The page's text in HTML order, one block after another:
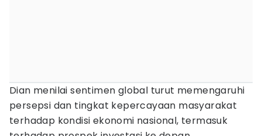
Dian menilai sentimen global turut memengaruhi
persepsi dan tingkat kepercayaan masyarakat
terhadap kondisi ekonomi nasional, termasuk